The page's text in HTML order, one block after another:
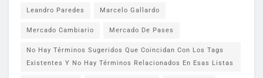
Leandro Paredes Marcelo Gallardo
Mercado Cambiario Mercado De Pases
No Hay Términos Sugeridos Que Coincidan Con Los Tags
Existentes Y No Hay Términos Relacionados En Esas Listas